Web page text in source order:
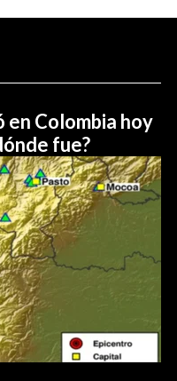
Colombia hoy
fue?